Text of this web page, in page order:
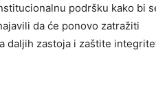
podršku kako bi
da će ponovo zatražiti
daljih zastoja i zaštite